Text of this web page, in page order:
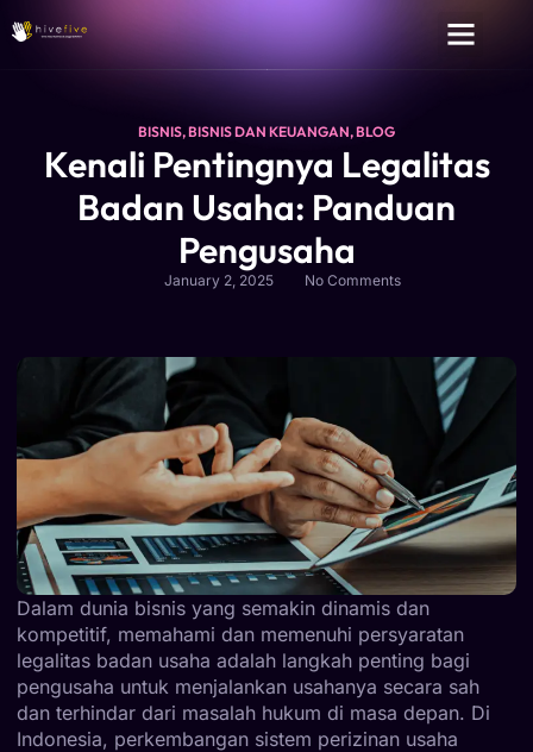
BISNIS,BISNIS DAN KEUANGAN,BLOG
Kenali Pentingnya Legalitas
Badan Usaha: Panduan
Pengusaha
January 2, 2025 No Comments
Dalam dunia bisnis yang semakin dinamis dan
kompetitif, memahami dan memenuhi persyaratan
legalitas badan usaha adalah langkah penting bagi
pengusaha untuk menjalankan usahanya secara sah
dan terhindar dari masalah hukum di masa depan. Di
Indonesia, perkembangan sistem perizinan usaha